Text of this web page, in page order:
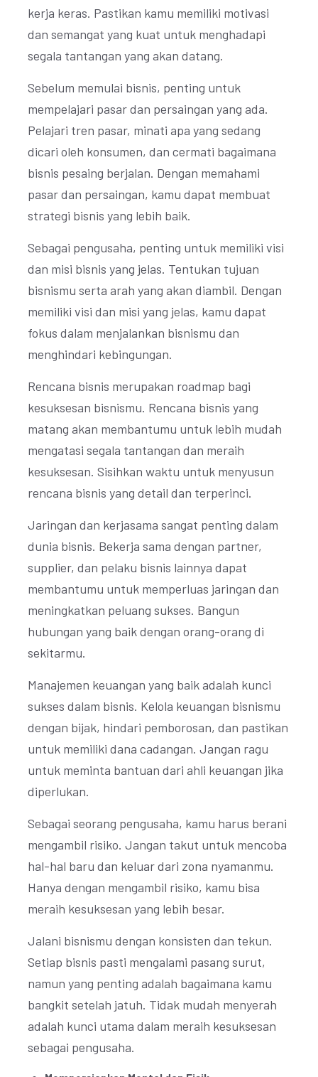
kerja keras. Pastikan kamu memiliki motivasi
dan semangat yang kuat untuk menghadapi
segala tantangan yang akan datang.
Sebelum memulai bisnis, penting untuk
mempelajari pasar dan persaingan yang ada.
Pelajari tren pasar, minati apa yang sedang
dicari oleh konsumen, dan cermati bagaimana
bisnis pesaing berjalan. Dengan memahami
pasar dan persaingan, kamu dapat membuat
strategi bisnis yang lebih baik.
Sebagai pengusaha, penting untuk memiliki visi
dan misi bisnis yang jelas. Tentukan tujuan
bisnismu serta arah yang akan diambil. Dengan
memiliki visi dan misi yang jelas, kamu dapat
fokus dalam menjalankan bisnismu dan
menghindari kebingungan.
Rencana bisnis merupakan roadmap bagi
kesuksesan bisnismu. Rencana bisnis yang
matang akan membantumu untuk lebih mudah
mengatasi segala tantangan dan meraih
kesuksesan. Sisihkan waktu untuk menyusun
rencana bisnis yang detail dan terperinci.
Jaringan dan kerjasama sangat penting dalam
dunia bisnis. Bekerja sama dengan partner,
supplier, dan pelaku bisnis lainnya dapat
membantumu untuk memperluas jaringan dan
meningkatkan peluang sukses. Bangun
hubungan yang baik dengan orang-orang di
sekitarmu.
Manajemen keuangan yang baik adalah kunci
sukses dalam bisnis. Kelola keuangan bisnismu
dengan bijak, hindari pemborosan, dan pastikan
untuk memiliki dana cadangan. Jangan ragu
untuk meminta bantuan dari ahli keuangan jika
diperlukan.
Sebagai seorang pengusaha, kamu harus berani
mengambil risiko. Jangan takut untuk mencoba
hal-hal baru dan keluar dari zona nyamanmu.
Hanya dengan mengambil risiko, kamu bisa
meraih kesuksesan yang lebih besar.
Jalani bisnismu dengan konsisten dan tekun.
Setiap bisnis pasti mengalami pasang surut,
namun yang penting adalah bagaimana kamu
bangkit setelah jatuh. Tidak mudah menyerah
adalah kunci utama dalam meraih kesuksesan
sebagai pengusaha.